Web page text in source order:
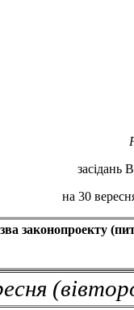
засідань
на 30
законопроекту